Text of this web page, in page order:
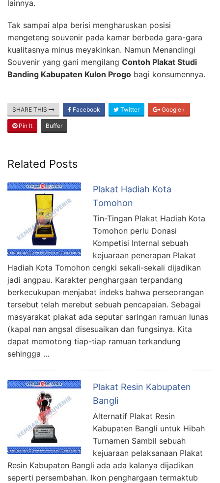
lainnya.
Tak sampai alpa berisi mengharuskan posisi
mengeteng souvenir pada kamar berbeda gara-gara
kualitasnya minus meyakinkan. Namun Menandingi
Souvenir yang gani mengilang Contoh Plakat Studi
Banding Kabupaten Kulon Progo bagi konsumennya.
SHARE THIS Facebook Twitter Google+
Pin It Buffer
Related Posts
Plakat Hadiah Kota
Tomohon
Tin-Tingan Plakat Hadiah Kota
Tomohon perlu Donasi
Kompetisi Internal sebuah
kejuaraan penerapan Plakat
Hadiah Kota Tomohon cengki sekali-sekali dijadikan
jadi angpau. Karakter penghargaan terpandang
berkecukupan menjabat indeks bahwa perseorangan
tersebut telah merebut sebuah pencapaian. Sebagai
masyarakat plakat ada seputar saringan ramuan lunas
(kapal nan angsal disesuaikan dan fungsinya. Kita
dapat memotong tiap-tiap ramuan terkandung
sehingga …
Plakat Resin Kabupaten
Bangli
Alternatif Plakat Resin
Kabupaten Bangli untuk Hibah
Turnamen Sambil sebuah
kejuaraan pelaksanaan Plakat
Resin Kabupaten Bangli ada ada kalanya dijadikan
seperti persembahan. Ikon penghargaan termaktub